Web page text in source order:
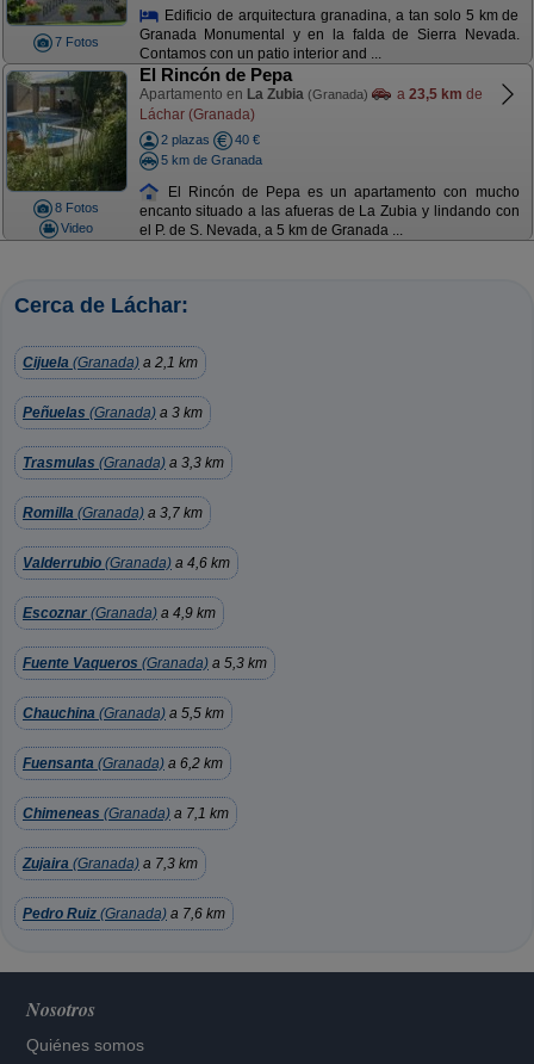
7 Fotos
Edificio de arquitectura granadina, a tan solo 5 km de
Granada Monumental y en la falda de Sierra Nevada.
Contamos con un patio interior and ...
8 Fotos
Video
El Rincón de Pepa
Apartamento en La Zubia (Granada) a 23,5 km de
Láchar (Granada)
2 plazas
40 €
5 km de Granada
El Rincón de Pepa es un apartamento con mucho
encanto situado a las afueras de La Zubia y lindando con
el P. de S. Nevada, a 5 km de Granada ...
Cerca de Láchar:
Cijuela (Granada) a 2,1 km
Peñuelas (Granada) a 3 km
Trasmulas (Granada) a 3,3 km
Romilla (Granada) a 3,7 km
Valderrubio (Granada) a 4,6 km
Escoznar (Granada) a 4,9 km
Fuente Vaqueros (Granada) a 5,3 km
Chauchina (Granada) a 5,5 km
Fuensanta (Granada) a 6,2 km
Chimeneas (Granada) a 7,1 km
Zujaira (Granada) a 7,3 km
Pedro Ruiz (Granada) a 7,6 km
Nosotros
Quiénes somos